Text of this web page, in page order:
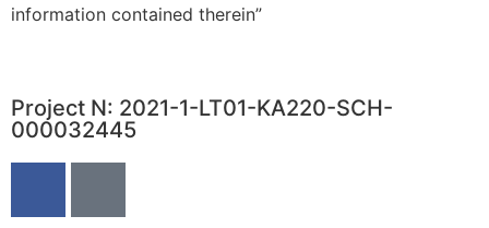
information contained therein”
Project N: 2021-1-LT01-KA220-SCH-
000032445